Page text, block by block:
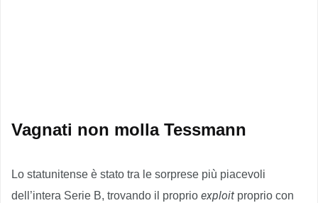
Vagnati non molla Tessmann
Lo statunitense è stato tra le sorprese più piacevoli
dell’intera Serie B, trovando il proprio exploit proprio con